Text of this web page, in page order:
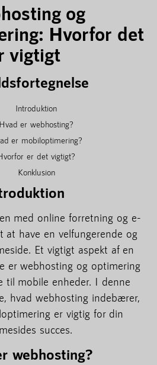
og
Hvorfor det
vigtigt
Introduktion
Hvad er webhosting?
er mobiloptimering?
er det vigtigt?
Konklusion
med online forretning og e-
at have en velfungerende og
Et vigtigt aspekt af en
er webhosting og optimering
til mobile enheder. I denne
hvad webhosting indebærer,
er vigtig for din
succes.
webhosting?